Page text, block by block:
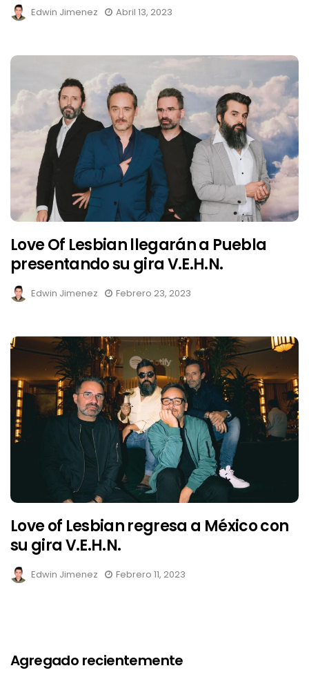
Edwin Jimenez Abril 13, 2023
Love Of Lesbian llegarán a Puebla
presentando su gira V.E.H.N.
Edwin Jimenez Febrero 23, 2023
Love of Lesbian regresa a México con
su gira V.E.H.N.
Edwin Jimenez Febrero 11, 2023
Agregado recientemente